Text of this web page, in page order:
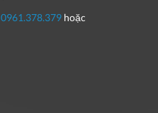
0961.378.379 hoặc